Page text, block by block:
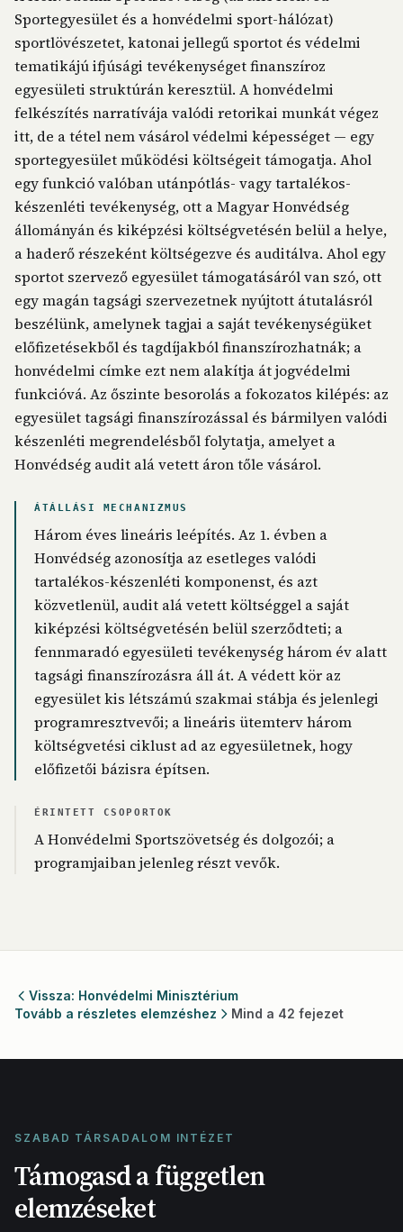
Sportegyesület és a honvédelmi sport-hálózat)
sportlövészetet, katonai jellegű sportot és védelmi
tematikájú ifjúsági tevékenységet finanszíroz
egyesületi struktúrán keresztül. A honvédelmi
felkészítés narratívája valódi retorikai munkát végez
itt, de a tétel nem vásárol védelmi képességet — egy
sportegyesület működési költségeit támogatja. Ahol
egy funkció valóban utánpótlás- vagy tartalékos-
készenléti tevékenység, ott a Magyar Honvédség
állományán és kiképzési költségvetésén belül a helye,
a haderő részeként költségezve és auditálva. Ahol egy
sportot szervező egyesület támogatásáról van szó, ott
egy magán tagsági szervezetnek nyújtott átutalásról
beszélünk, amelynek tagjai a saját tevékenységüket
előfizetésekből és tagdíjakból finanszírozhatnák; a
honvédelmi címke ezt nem alakítja át jogvédelmi
funkcióvá. Az őszinte besorolás a fokozatos kilépés: az
egyesület tagsági finanszírozással és bármilyen valódi
készenléti megrendelésből folytatja, amelyet a
Honvédség audit alá vetett áron tőle vásárol.
ÁTÁLLÁSI MECHANIZMUS
Három éves lineáris leépítés. Az 1. évben a
Honvédség azonosítja az esetleges valódi
tartalékos-készenléti komponenst, és azt
közvetlenül, audit alá vetett költséggel a saját
kiképzési költségvetésén belül szerződteti; a
fennmaradó egyesületi tevékenység három év alatt
tagsági finanszírozásra áll át. A védett kör az
egyesület kis létszámú szakmai stábja és jelenlegi
programresztvevői; a lineáris ütemterv három
költségvetési ciklust ad az egyesületnek, hogy
előfizetői bázisra építsen.
ÉRINTETT CSOPORTOK
A Honvédelmi Sportszövetség és dolgozói; a
programjaiban jelenleg részt vevők.
Vissza: Honvédelmi Minisztérium
Tovább a részletes elemzéshez
Mind a 42 fejezet
SZABAD TÁRSADALOM INTÉZET
Támogasd a független
elemzéseket